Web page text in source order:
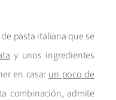
pasta italiana que se
y unos ingredientes
en casa: un poco de
combinación, admite